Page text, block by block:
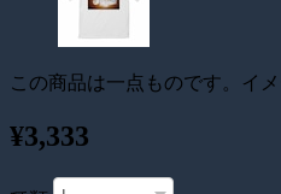
この商品は一点ものです。イ
¥3,333